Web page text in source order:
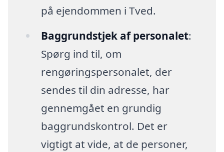
på ejendommen i Tved.
Baggrundstjek af personalet:
Spørg ind til, om
rengøringspersonalet, der
sendes til din adresse, har
gennemgået en grundig
baggrundskontrol. Det er
vigtigt at vide, at de personer,